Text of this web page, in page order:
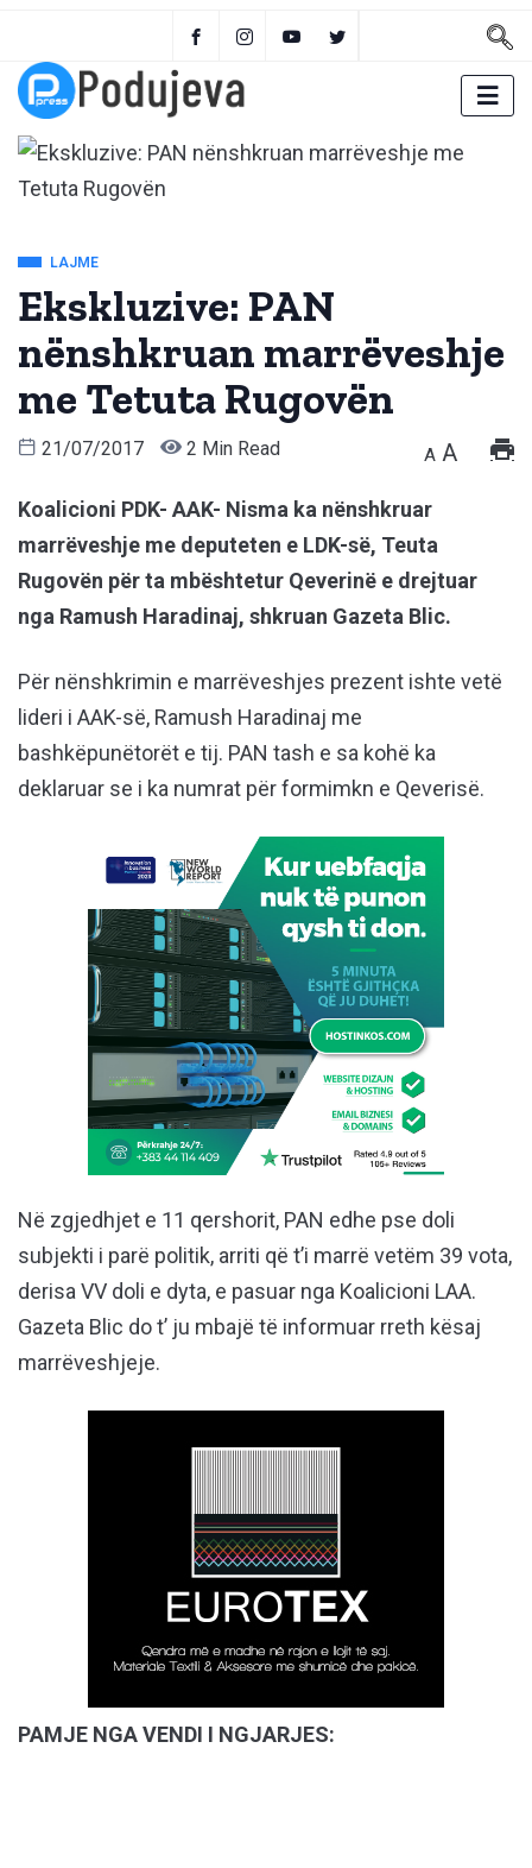
LAJME
Ekskluzive: PAN
nënshkruan marrëveshje
me Tetuta Rugovën
21/07/2017 2 Min Read A A
Koalicioni PDK- AAK- Nisma ka nënshkruar
marrëveshje me deputeten e LDK-së, Teuta
Rugovën për ta mbështetur Qeverinë e drejtuar
nga Ramush Haradinaj, shkruan Gazeta Blic.
Për nënshkrimin e marrëveshjes prezent ishte vetë
lideri i AAK-së, Ramush Haradinaj me
bashkëpunëtorët e tij. PAN tash e sa kohë ka
deklaruar se i ka numrat për formimkn e Qeverisë.
Në zgjedhjet e 11 qershorit, PAN edhe pse doli
subjekti i parë politik, arriti që t’i marrë vetëm 39 vota,
derisa VV doli e dyta, e pasuar nga Koalicioni LAA.
Gazeta Blic do t’ ju mbajë të informuar rreth kësaj
marrëveshjeje.
PAMJE NGA VENDI I NGJARJES: